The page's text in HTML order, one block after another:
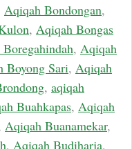
Aqiqah Bondongan,
, Aqiqah Bongas
, Aqiqah
Boyong Sari, Aqiqah
, aqiqah
Buahkapas, Aqiqah
Aqiqah Buanamekar,
, Aqiqah Budiharja,